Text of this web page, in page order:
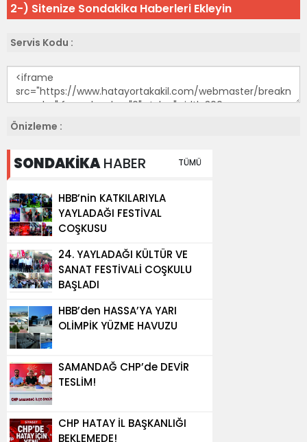
2-) Sitenize Sondakika Haberleri Ekleyin
Servis Kodu :
Önizleme :